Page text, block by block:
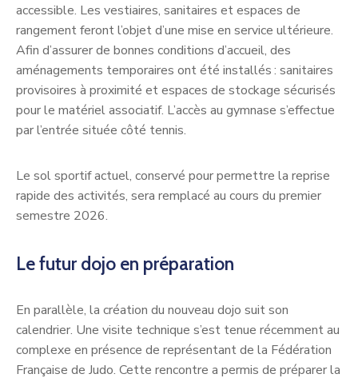
accessible. Les vestiaires, sanitaires et espaces de
rangement feront l’objet d’une mise en service ultérieure.
Afin d’assurer de bonnes conditions d’accueil, des
aménagements temporaires ont été installés : sanitaires
provisoires à proximité et espaces de stockage sécurisés
pour le matériel associatif. L’accès au gymnase s’effectue
par l’entrée située côté tennis.
Le sol sportif actuel, conservé pour permettre la reprise
rapide des activités, sera remplacé au cours du premier
semestre 2026.
Le futur dojo en préparation
En parallèle, la création du nouveau dojo suit son
calendrier. Une visite technique s’est tenue récemment au
complexe en présence de représentant de la Fédération
Française de Judo. Cette rencontre a permis de préparer la